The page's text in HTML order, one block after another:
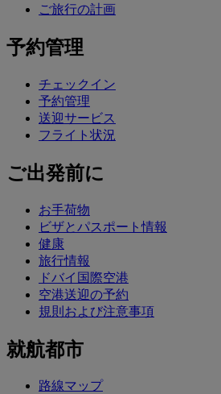
ご旅行の計画
予約管理
チェックイン
予約管理
送迎サービス
フライト状況
ご出発前に
お手荷物
ビザとパスポート情報
健康
旅行情報
ドバイ国際空港
空港送迎の予約
規則および注意事項
就航都市
路線マップ